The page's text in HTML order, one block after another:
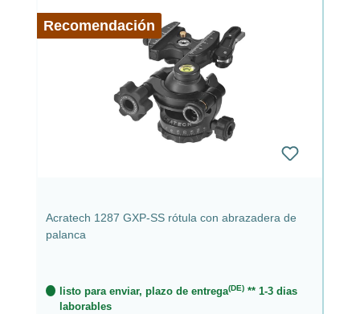
Recomendación
Acratech 1287 GXP-SS rótula con abrazadera de
palanca
listo para enviar, plazo de entrega(DE) ** 1-3 dias
laborables